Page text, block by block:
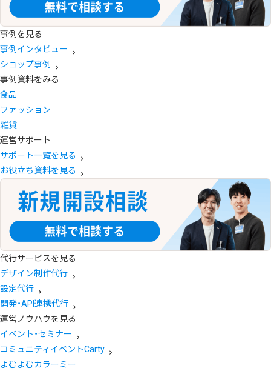
事例を見る
事例インタビュー
ショップ事例
事例資料をみる
食品
ファッション
雑貨
運営サポート
サポート一覧を見る
お役立ち資料を見る
代行サービスを見る
デザイン制作代行
設定代行
開発・API連携代行
運営ノウハウを見る
イベント・セミナー
コミュニティイベントCarty
よむよむカラーミー